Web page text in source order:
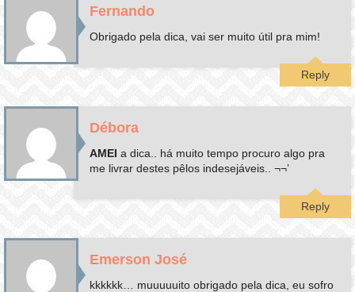
Fernando
Obrigado pela dica, vai ser muito útil pra mim!
Reply
Débora
AMEI a dica.. há muito tempo procuro algo pra
me livrar destes pêlos indesejáveis.. ¬¬’
Reply
Emerson José
kkkkkk… muuuuuito obrigado pela dica, eu sofro